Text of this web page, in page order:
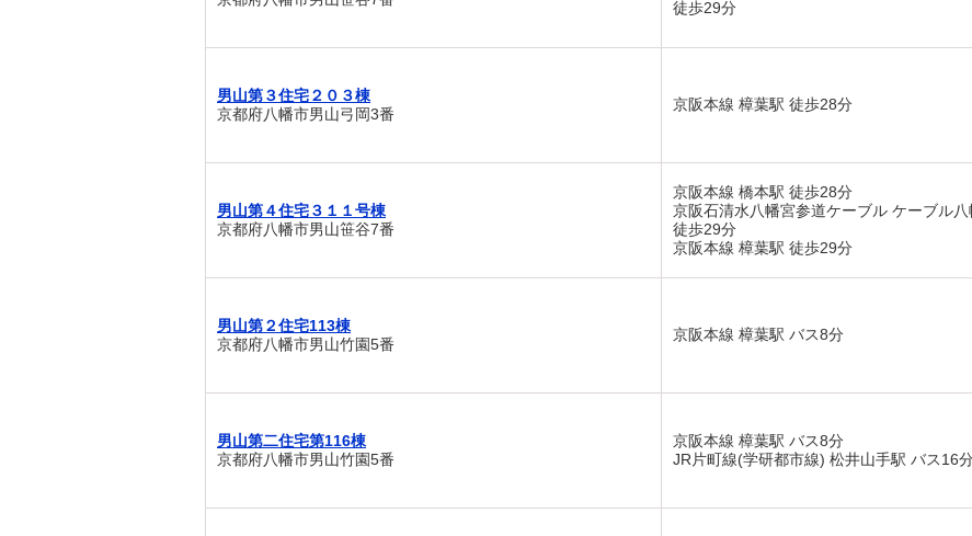
徒歩29分
男山第３住宅２０３棟
京都府八幡市男山弓岡3番
京阪本線 樟葉駅 徒歩28分
男山第４住宅３１１号棟
京都府八幡市男山笹谷7番
京阪本線 橋本駅 徒歩28分
京阪石清水八幡宮参道ケーブル ケーブル
徒歩29分
京阪本線 樟葉駅 徒歩29分
男山第２住宅113棟
京都府八幡市男山竹園5番
京阪本線 樟葉駅 バス8分
男山第二住宅第116棟
京都府八幡市男山竹園5番
京阪本線 樟葉駅 バス8分
JR片町線(学研都市線) 松井山手駅 バス16